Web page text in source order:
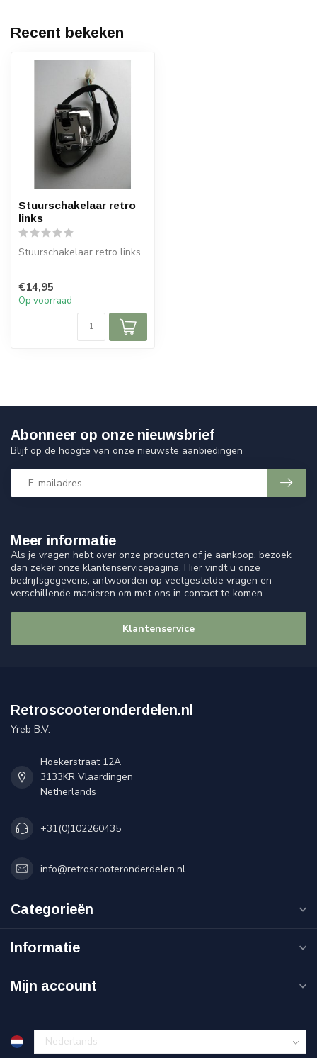
Recent bekeken
Stuurschakelaar retro
links
Stuurschakelaar retro links
€14,95
Op voorraad
Meer informatie
Als je vragen hebt over onze producten of je aankoop, bezoek
dan zeker onze klantenservicepagina. Hier vindt u onze
bedrijfsgegevens, antwoorden op veelgestelde vragen en
verschillende manieren om met ons in contact te komen.
Klantenservice
Abonneer op onze nieuwsbrief
Blijf op de hoogte van onze nieuwste aanbiedingen
Retroscooteronderdelen.nl
Yreb B.V.
Hoekerstraat 12A
3133KR Vlaardingen
Netherlands
+31(0)102260435
info@retroscooteronderdelen.nl
Categorieën
Informatie
Mijn account